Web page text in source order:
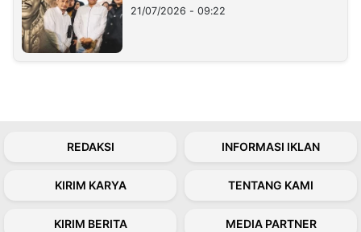
21/07/2026 - 09:22
REDAKSI INFORMASI IKLAN
KIRIM KARYA TENTANG KAMI
KIRIM BERITA MEDIA PARTNER